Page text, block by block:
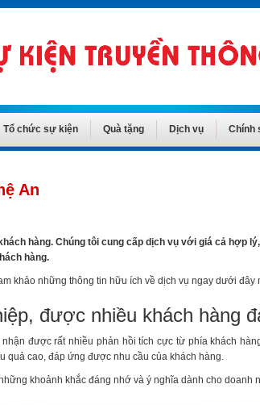
Tổ chức sự kiện Quà tặng Dịch vụ Chính
An
hàng. Chúng tôi cung cấp dịch vụ với giá cả hợp
hàng.
khảo những thông tin hữu ích về dịch vụ ngay dưới đây
được nhiều khách hàng
được rất nhiều phản hồi tích cực từ phía khách
quả cao, đáp ứng được nhu cầu của khách hàng.
khoảnh khắc đáng nhớ và ý nghĩa dành cho doanh